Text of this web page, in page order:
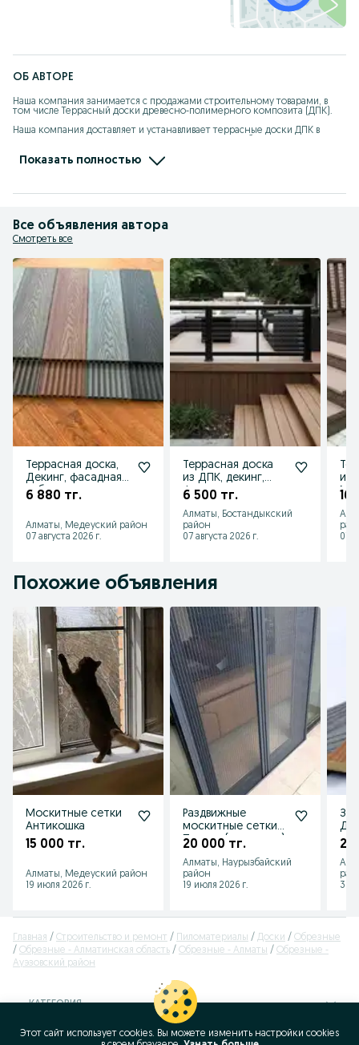
ОБ АВТОРЕ
Наша компания занимается с продажами строительному товарами, в
том числе Террасный доски древесно-полимерного композита (ДПК).
Наша компания доставляет и устанавливает террасные доски ДПК в
Наша адрес: г. Алматы, улица Шаймерденова 12А
сделают профессиональный монтаж с гарантией!
В нашей компании осуществляется монтаж свай под ключ. Это очень
удобно, заказать материал и основание в одной компании.
ЗВОНИТЕ И УСПЕЙТЕ СДЕЛАТЬ ЗАКАЗ ТЕРРАСНОЙ ДОСКИ ДПК С
МАКСИМАЛЬНОЙ ВЫГОДОЙ И НАСЛАЖДАЙТЕСЬ ЕВРОПЕЙСКИМ
КАЧЕСТВОМ МАТЕРИАЛА!
Показать полностью
Все объявления автора
Смотреть все
Террасная доска,
Декинг, фасадная,
заборная, для
6 880 тг.
Алматы, Медеуский район
07 августа 2026 г.
Террасная доска
из ДПК, декинг,
фасадная доска,
6 500 тг.
Алматы, Бостандыкский
район
07 августа 2026 г.
из
16
07
Похожие объявления
Москитные сетки
Антикошка
15 000 тг.
Алматы, Медеуский район
19 июля 2026 г.
Раздвижные
москитные сетки
Плиссе (гармошка).
Ремонт.
20 000 тг.
Алматы, Наурызбайский
район
19 июля 2026 г.
2
30
Главная Строительство и ремонт Пиломатериалы Доски
Обрезные
Обрезные - Алматинская область
Обрезные - Алматы
Обрезные -
Ауэзовский район
КАТЕГОРИЯ
Этот сайт использует cookies. Вы можете изменить настройки cookies